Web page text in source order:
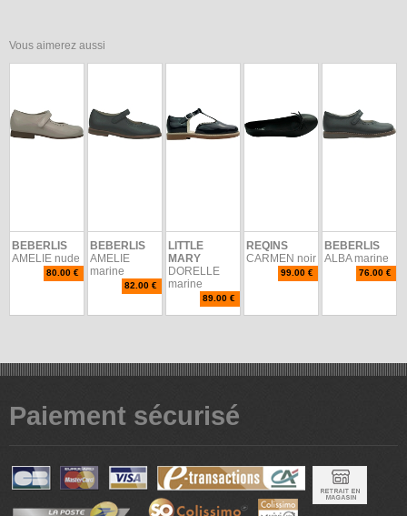
Vous aimerez aussi
BEBERLIS
AMELIE nude
80.00 €
BEBERLIS
AMELIE
marine
82.00 €
LITTLE
MARY
DORELLE
marine
89.00 €
REQINS
CARMEN noir
99.00 €
BEBERLIS
ALBA marine
76.00 €
Paiement sécurisé